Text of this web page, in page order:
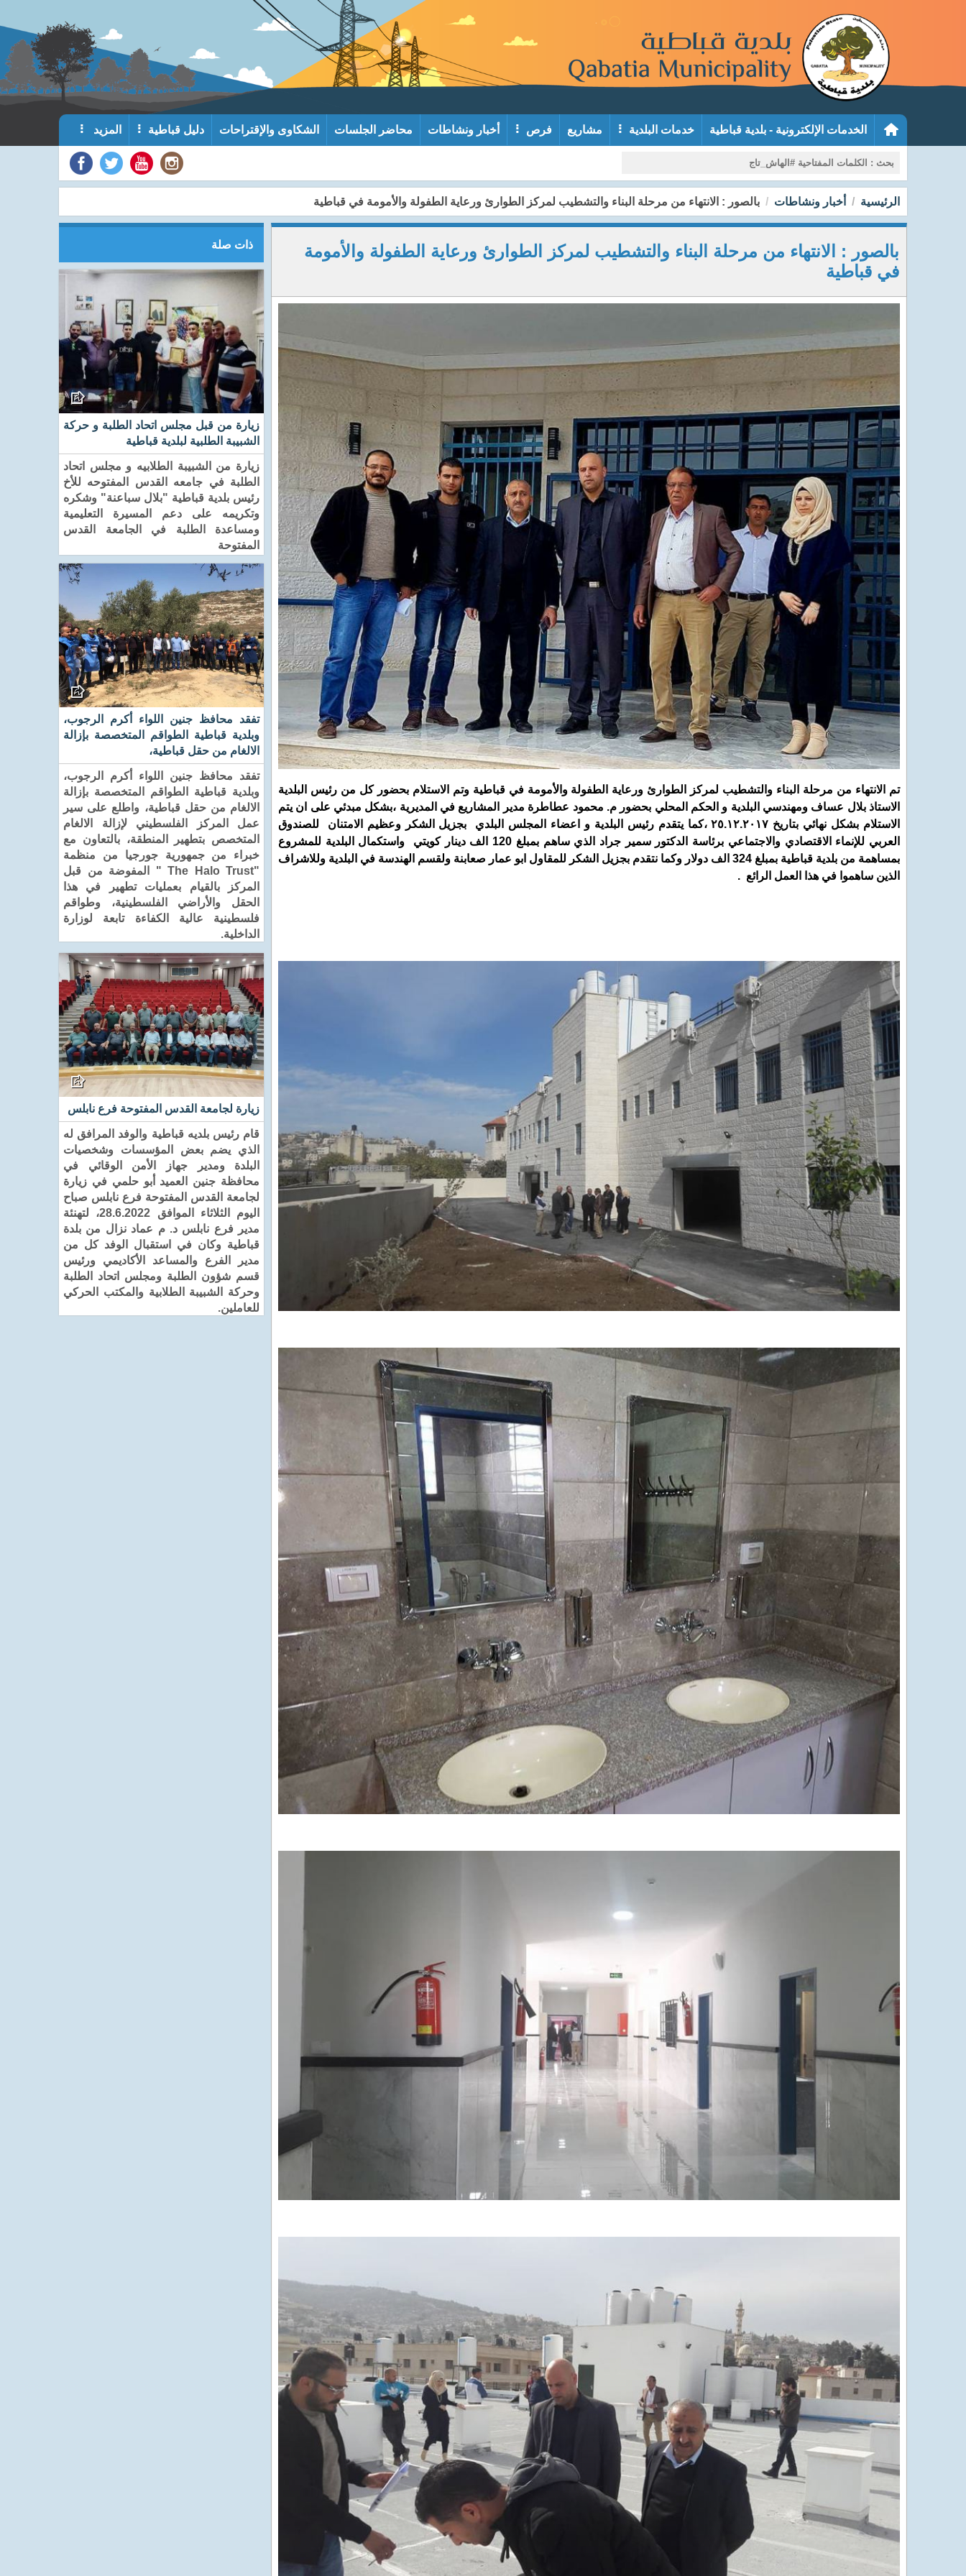
الخدمات الإلكترونية - بلدية قباطية خدمات البلدية مشاريع فرص أخبار ونشاطات محاضر الجلسات الشكاوى والإقتراحات دليل قباطية المزيد
الرئيسية أخبار ونشاطات بالصور : الانتهاء من مرحلة البناء والتشطيب لمركز الطوارئ ورعاية الطفولة والأمومة في قباطية
بالصور : الانتهاء من مرحلة البناء والتشطيب لمركز الطوارئ ورعاية الطفولة والأمومة
في قباطية
تم الانتهاء من مرحلة البناء والتشطيب لمركز الطوارئ ورعاية الطفولة والأمومة في قباطية وتم الاستلام بحضور كل من رئيس البلدية
الاستاذ بلال عساف ومهندسي البلدية و الحكم المحلي بحضور م. محمود عطاطرة مدير المشاريع في المديرية ،بشكل مبدئي على ان يتم
الاستلام بشكل نهائي بتاريخ ٢٥.١٢.٢٠١٧ ،كما يتقدم رئيس البلدية و اعضاء المجلس البلدي بجزيل الشكر وعظيم الامتنان للصندوق
العربي للإنماء الاقتصادي والاجتماعي برئاسة الدكتور سمير جراد الذي ساهم بمبلغ 120 الف دينار كويتي واستكمال البلدية للمشروع
بمساهمة من بلدية قباطية بمبلغ 324 الف دولار وكما نتقدم بجزيل الشكر للمقاول ابو عمار صعابنة ولقسم الهندسة في البلدية وللاشراف
الذين ساهموا في هذا العمل الرائع .
ذات صلة
زيارة من قبل مجلس اتحاد الطلبة و حركة
الشبيبة الطلبية لبلدية قباطية
زيارة من الشبيبة الطلابيه و مجلس اتحاد
الطلبة في جامعه القدس المفتوحه للأخ
رئيس بلدية قباطية "بلال سباعنة" وشكره
وتكريمه على دعم المسيرة التعليمية
ومساعدة الطلبة في الجامعة القدس
المفتوحة
تفقد محافظ جنين اللواء أكرم الرجوب،
وبلدية قباطية الطواقم المتخصصة بإزالة
الالغام من حقل قباطية،
تفقد محافظ جنين اللواء أكرم الرجوب،
وبلدية قباطية الطواقم المتخصصة بإزالة
الالغام من حقل قباطية، واطلع على سير
عمل المركز الفلسطيني لإزالة الالغام
المتخصص بتطهير المنطقة، بالتعاون مع
خبراء من جمهورية جورجيا من منظمة
"The Halo Trust " المفوضة من قبل
المركز بالقيام بعمليات تطهير في هذا
الحقل والأراضي الفلسطينية، وطواقم
فلسطينية عالية الكفاءة تابعة لوزارة
الداخلية.
زيارة لجامعة القدس المفتوحة فرع نابلس
قام رئيس بلديه قباطية والوفد المرافق له
الذي يضم بعض المؤسسات وشخصيات
البلدة ومدير جهاز الأمن الوقائي في
محافظة جنين العميد أبو حلمي في زيارة
لجامعة القدس المفتوحة فرع نابلس صباح
اليوم الثلاثاء الموافق 28.6.2022، لتهنئة
مدير فرع نابلس د. م عماد نزال من بلدة
قباطية وكان في استقبال الوفد كل من
مدير الفرع والمساعد الأكاديمي ورئيس
قسم شؤون الطلبة ومجلس اتحاد الطلبة
وحركة الشبيبة الطلابية والمكتب الحركي
للعاملين.